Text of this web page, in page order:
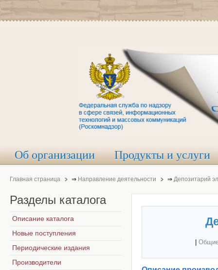
Об организации Продукты и услуги
Главная страница ⇒ Направление деятельности ⇒ Депозитарий
Разделы каталога
Описание каталога
Новые поступления
Периодические издания
Производители